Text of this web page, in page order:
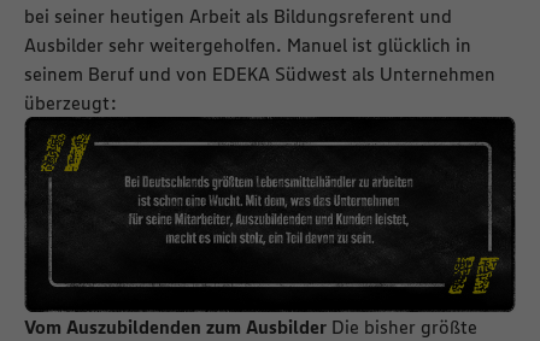
bei seiner heutigen Arbeit als Bildungsreferent und
Ausbilder sehr weitergeholfen. Manuel ist glücklich in
seinem Beruf und von EDEKA Südwest als Unternehmen
überzeugt:
Vom Auszubildenden zum Ausbilder Die bisher größte